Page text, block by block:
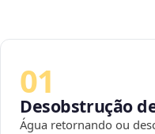
01
Desobstrução
Água retornando ou